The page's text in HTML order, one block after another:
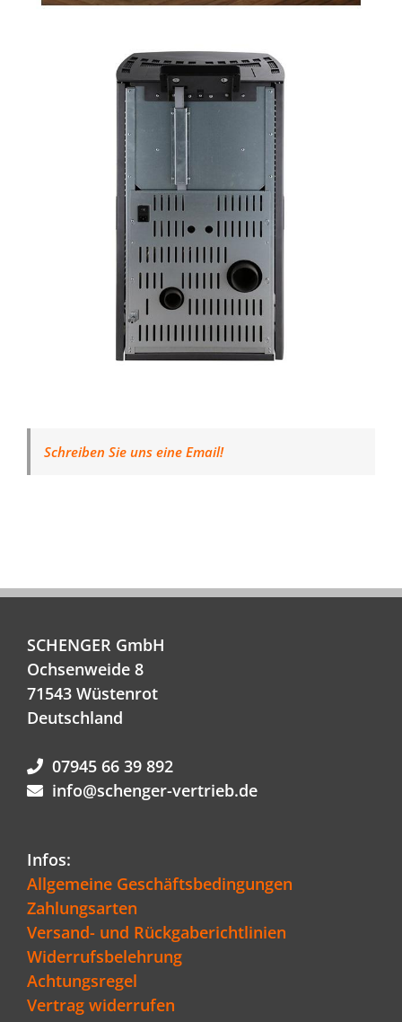
Schreiben Sie uns eine Email!
SCHENGER GmbH
Ochsenweide 8
71543 Wüstenrot
Deutschland
07945 66 39 892
info@schenger-vertrieb.de
Infos:
Allgemeine Geschäftsbedingungen
Zahlungsarten
Versand- und Rückgaberichtlinien
Widerrufsbelehrung
Achtungsregel
Vertrag widerrufen